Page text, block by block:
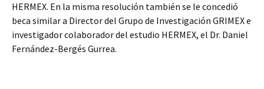
HERMEX. En la misma resolución también se le concedió
beca similar a Director del Grupo de Investigación GRIMEX e
investigador colaborador del estudio HERMEX, el Dr. Daniel
Fernández-Bergés Gurrea.